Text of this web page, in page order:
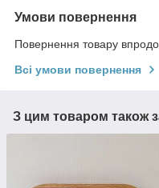
Умови повернення
Повернення товару
Всі умови повернення
З цим товаром також